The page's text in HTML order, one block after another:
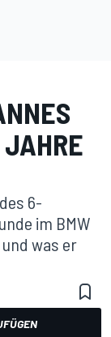
6-
im BMW
und was er